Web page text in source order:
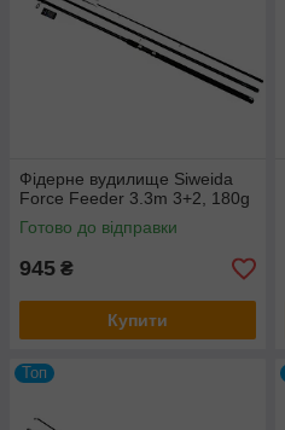
Фідерне вудилище Siweida
Force Feeder 3.3m 3+2, 180g
Готово до відправки
945 ₴
Купити
Топ